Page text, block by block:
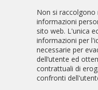
Non si raccolgono
informazioni
sito web. L'unica
informazioni per
necessarie per
dell’utente ed
contrattuali di
confronti